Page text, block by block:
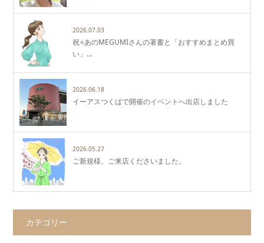
2026.07.03
祝⭐️あのMEGUMIさんの著書と「おすすめまとめ買
い」…
2026.06.18
イーアスつくばで開催のイベントへ出店しました
2026.05.27
ご新規様、ご来店くださいました。
カテゴリー